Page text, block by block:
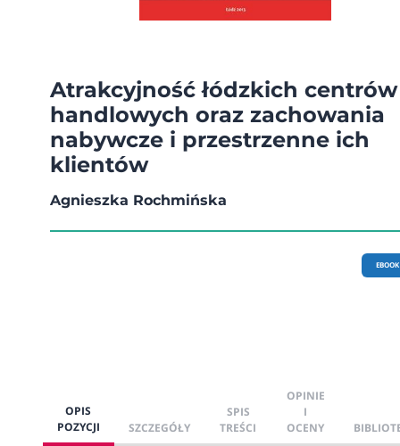
Atrakcyjność łódzkich centrów
handlowych oraz zachowania
nabywcze i przestrzenne ich
klientów
Agnieszka Rochmińska
EBOOK
OPIS
POZYCJI
SZCZEGÓŁY
SPIS
TREŚCI
OPINIE
I
OCENY